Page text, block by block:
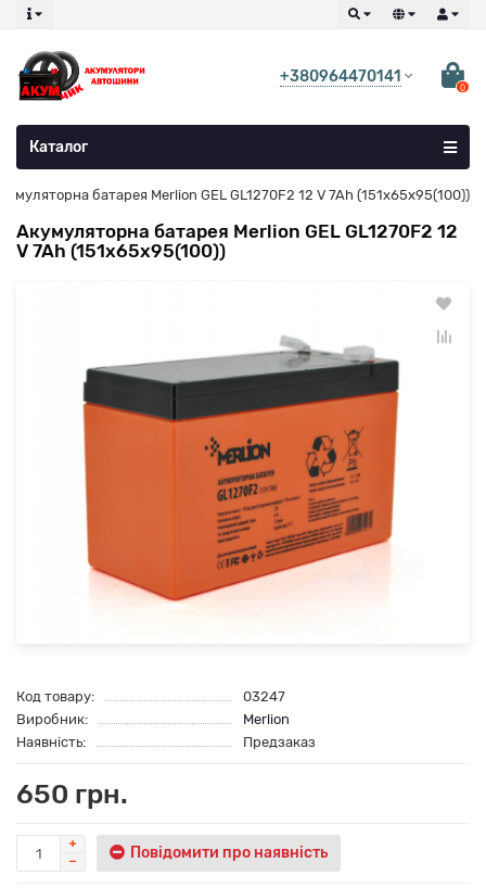
+380964470141
0
Каталог
батарея Merlion GEL GL1270F2 12 V 7Ah (151х65х95(100))
Акумуляторна батарея Merlion GEL GL1270F2 12
V 7Ah (151х65х95(100))
Код товару:
03247
Виробник:
Merlion
Наявність:
Предзаказ
650 грн.
Повідомити про наявність